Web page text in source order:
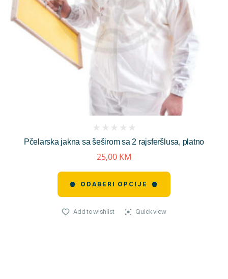
Pčelarska jakna sa šeširom sa 2 rajsferšlusa, platno
reviews)
25,00 KM
ODABERI OPCIJE
Add to wishlist Quick view